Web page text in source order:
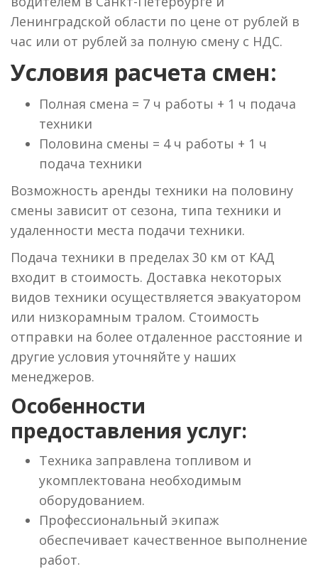
Ленинградской области по цене от рублей в
час или от рублей за полную смену с НДС.
Условия расчета смен:
Полная смена = 7 ч работы + 1 ч подача
техники
Половина смены = 4 ч работы + 1 ч
подача техники
Возможность аренды техники на половину
смены зависит от сезона, типа техники и
удаленности места подачи техники.
Подача техники в пределах 30 км от КАД
входит в стоимость. Доставка некоторых
видов техники осуществляется эвакуатором
или низкорамным тралом. Стоимость
отправки на более отдаленное расстояние и
другие условия уточняйте у наших
менеджеров.
Особенности
предоставления услуг:
Техника заправлена топливом и
укомплектована необходимым
оборудованием.
Профессиональный экипаж
обеспечивает качественное выполнение
работ.